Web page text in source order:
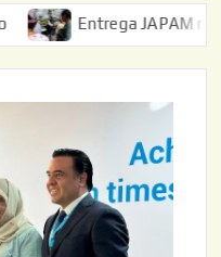
Entrega JAPAM